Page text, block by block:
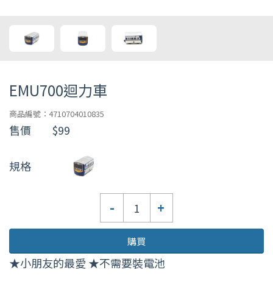
EMU700迴力車
商品編號：4710704010835
售價 $99
規格
- +
購買
★小朋友的最愛 ★不需要裝電池